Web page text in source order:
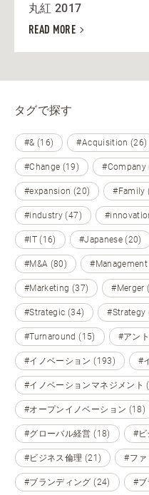
丸紅 2017
READ MORE
タグで探す
#& (16) #Acquisition (26)
#Change (19) #Company
#expansion (20) #Family
#industry (47)
#IT (16) #Japanese (20)
#M&A (80)
#Marketing (37) #Merger
#Strategic (34) #Strategy
#Turnaround (15) #アン
#イノベーション (193) #
#イノベーションマネジメント
#オープンイノベーション (18)
#グローバル経営 (18) #ビ
#ビジネス倫理 (21) #ファ
#ブランディング (24) #ブ